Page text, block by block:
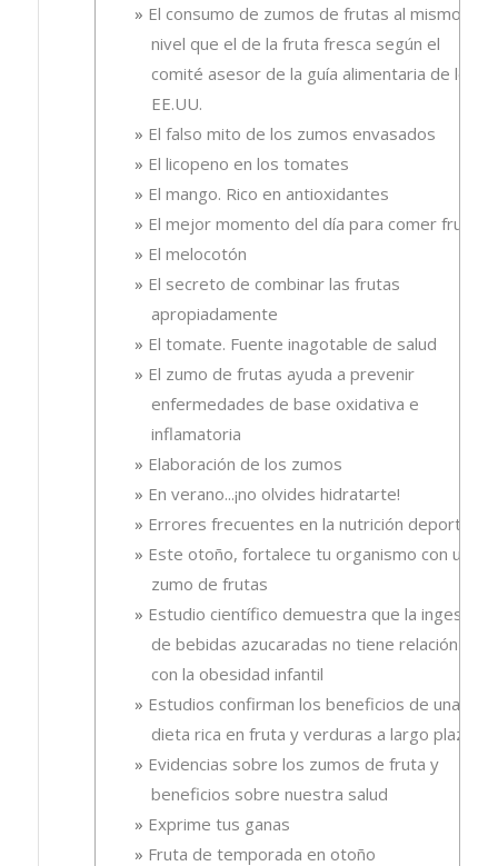
El consumo de zumos de frutas al mismo
nivel que el de la fruta fresca según el
comité asesor de la guía alimentaria de los
EE.UU.
El falso mito de los zumos envasados
El licopeno en los tomates
El mango. Rico en antioxidantes
El mejor momento del día para comer fruta
El melocotón
El secreto de combinar las frutas
apropiadamente
El tomate. Fuente inagotable de salud
El zumo de frutas ayuda a prevenir
enfermedades de base oxidativa e
inflamatoria
Elaboración de los zumos
En verano...¡no olvides hidratarte!
Errores frecuentes en la nutrición deportiva
Este otoño, fortalece tu organismo con un
zumo de frutas
Estudio científico demuestra que la ingesta
de bebidas azucaradas no tiene relación
con la obesidad infantil
Estudios confirman los beneficios de una
dieta rica en fruta y verduras a largo plazo
Evidencias sobre los zumos de fruta y
beneficios sobre nuestra salud
Exprime tus ganas
Fruta de temporada en otoño